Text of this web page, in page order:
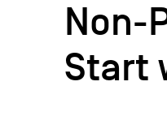
Non-
Start